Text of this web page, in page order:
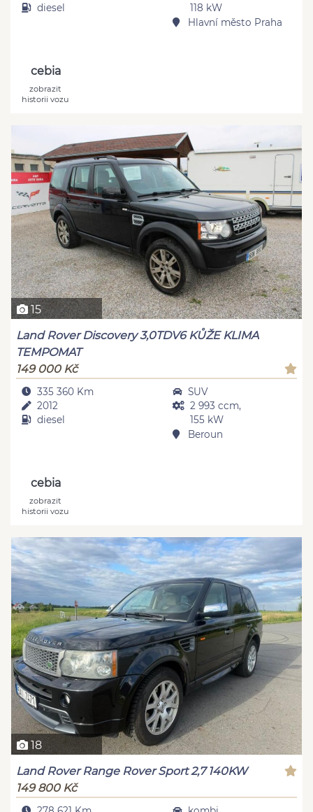
diesel
118 kW
Hlavní město Praha
cebia
zobrazit
historii vozu
15
Land Rover Discovery 3,0TDV6 KŮŽE KLIMA
TEMPOMAT
149 000 Kč
335 360 Km
2012
diesel
SUV
2 993 ccm,
155 kW
Beroun
cebia
zobrazit
historii vozu
18
Land Rover Range Rover Sport 2,7 140KW
149 800 Kč